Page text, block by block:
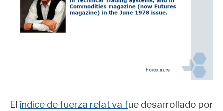
Elíndice de fuerza relativa fue desarrollado por